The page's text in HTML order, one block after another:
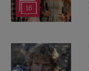
16